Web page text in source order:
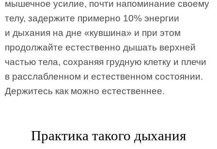
мышечное усилие, почти напоминание своему
телу, задержите примерно 10% энергии
и дыхания на дне «кувшина» и при этом
продолжайте естественно дышать верхней
частью тела, сохраняя грудную клетку и плечи
в расслабленном и естественном состоянии.
Держитесь как можно естественнее.
Практика такого дыхания